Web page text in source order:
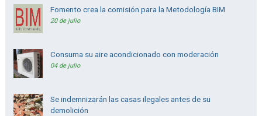
Fomento crea la comisión para la Metodología BIM
20 de julio
Consuma su aire acondicionado con moderación
04 de julio
Se indemnizarán las casas ilegales antes de su
demolición